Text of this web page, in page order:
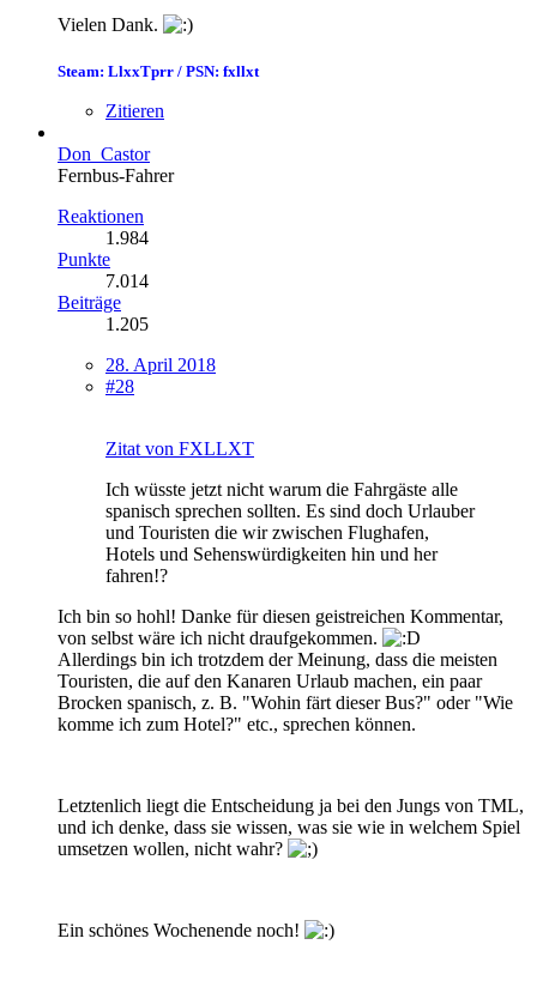
Vielen Dank.
Steam: LlxxTprr / PSN: fxllxt
Zitieren
Don_Castor
Fernbus-Fahrer
Reaktionen
1.984
Punkte
7.014
Beiträge
1.205
28. April 2018
#28
Zitat von FXLLXT
Ich wüsste jetzt nicht warum die Fahrgäste alle
spanisch sprechen sollten. Es sind doch Urlauber
und Touristen die wir zwischen Flughafen,
Hotels und Sehenswürdigkeiten hin und her
fahren!?
Ich bin so hohl! Danke für diesen geistreichen Kommentar,
von selbst wäre ich nicht draufgekommen.
Allerdings bin ich trotzdem der Meinung, dass die meisten
Touristen, die auf den Kanaren Urlaub machen, ein paar
Brocken spanisch, z. B. "Wohin färt dieser Bus?" oder "Wie
komme ich zum Hotel?" etc., sprechen können.
Letztenlich liegt die Entscheidung ja bei den Jungs von TML,
und ich denke, dass sie wissen, was sie wie in welchem Spiel
umsetzen wollen, nicht wahr?
Ein schönes Wochenende noch!